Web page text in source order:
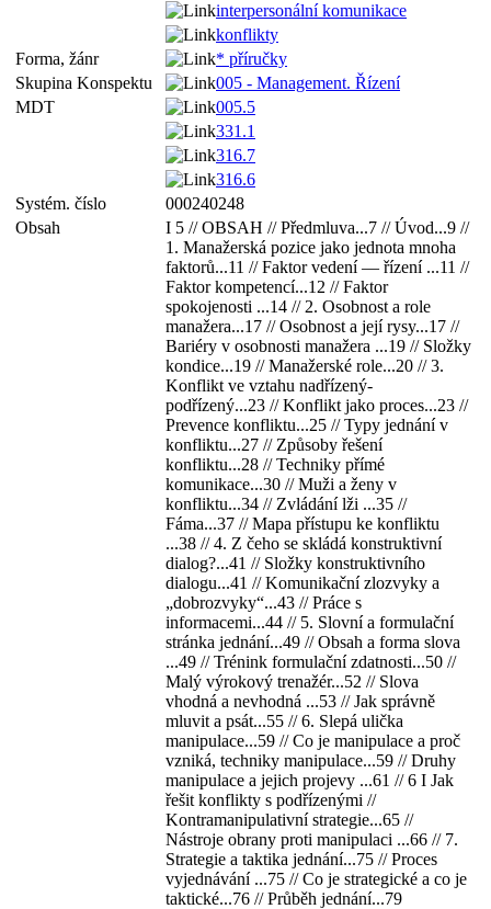
interpersonální komunikace
konflikty
Forma, žánr
* příručky
Skupina Konspektu
005 - Management. Řízení
MDT
005.5
331.1
316.7
316.6
Systém. číslo
000240248
Obsah
I 5 // OBSAH // Předmluva...7 // Úvod...9 //
1. Manažerská pozice jako jednota mnoha
faktorů...11 // Faktor vedení — řízení ...11 //
Faktor kompetencí...12 // Faktor
spokojenosti ...14 // 2. Osobnost a role
manažera...17 // Osobnost a její rysy...17 //
Bariéry v osobnosti manažera ...19 // Složky
kondice...19 // Manažerské role...20 // 3.
Konflikt ve vztahu nadřízený-
podřízený...23 // Konflikt jako proces...23 //
Prevence konfliktu...25 // Typy jednání v
konfliktu...27 // Způsoby řešení
konfliktu...28 // Techniky přímé
komunikace...30 // Muži a ženy v
konfliktu...34 // Zvládání lži ...35 //
Fáma...37 // Mapa přístupu ke konfliktu
...38 // 4. Z čeho se skládá konstruktivní
dialog?...41 // Složky konstruktivního
dialogu...41 // Komunikační zlozvyky a
„dobrozvyky“...43 // Práce s
informacemi...44 // 5. Slovní a formulační
stránka jednání...49 // Obsah a forma slova
...49 // Trénink formulační zdatnosti...50 //
Malý výrokový trenažér...52 // Slova
vhodná a nevhodná ...53 // Jak správně
mluvit a psát...55 // 6. Slepá ulička
manipulace...59 // Co je manipulace a proč
vzniká, techniky manipulace...59 // Druhy
manipulace a jejich projevy ...61 // 6 I Jak
řešit konflikty s podřízenými //
Kontramanipulativní strategie...65 //
Nástroje obrany proti manipulaci ...66 // 7.
Strategie a taktika jednání...75 // Proces
vyjednávání ...75 // Co je strategické a co je
taktické...76 // Průběh jednání...79